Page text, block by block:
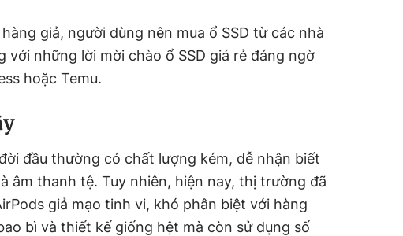
giả, người dùng nên mua ổ SSD từ các nhà
với những lời mời chào ổ SSD giá rẻ đáng ngờ
hoặc Temu.
đầu thường có chất lượng kém, dễ nhận biết
âm thanh tệ. Tuy nhiên, hiện nay, thị trường đã
giả mạo tinh vi, khó phân biệt với hàng
bì và thiết kế giống hệt mà còn sử dụng số